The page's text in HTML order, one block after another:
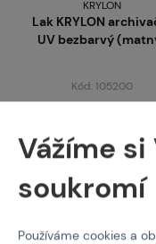
KRYLON
Lak KRYLON
UV bezbarvý
Kód: 105200
skladem více než 5 ks
Brno
Praha
Vážíme si
soukromí
Používáme cookies a